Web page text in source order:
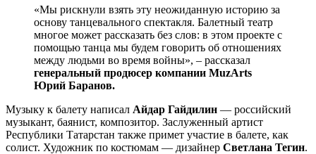
«Мы рискнули взять эту неожиданную историю за
основу танцевального спектакля. Балетный театр
многое может рассказать без слов: в этом проекте с
помощью танца мы будем говорить об отношениях
между людьми во время войны», – рассказал
генеральный продюсер компании MuzArts
Юрий Баранов.
Музыку к балету написал Айдар Гайдилин — российский
музыкант, баянист, композитор. Заслуженный артист
Республики Татарстан также примет участие в балете, как
солист. Художник по костюмам — дизайнер Светлана Тегин.